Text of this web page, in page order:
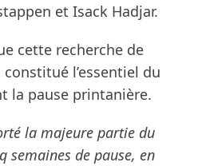
et Isack Hadjar.
cette recherche de
l’essentiel du
la pause printanière.
la majeure partie du
semaines de pause, en